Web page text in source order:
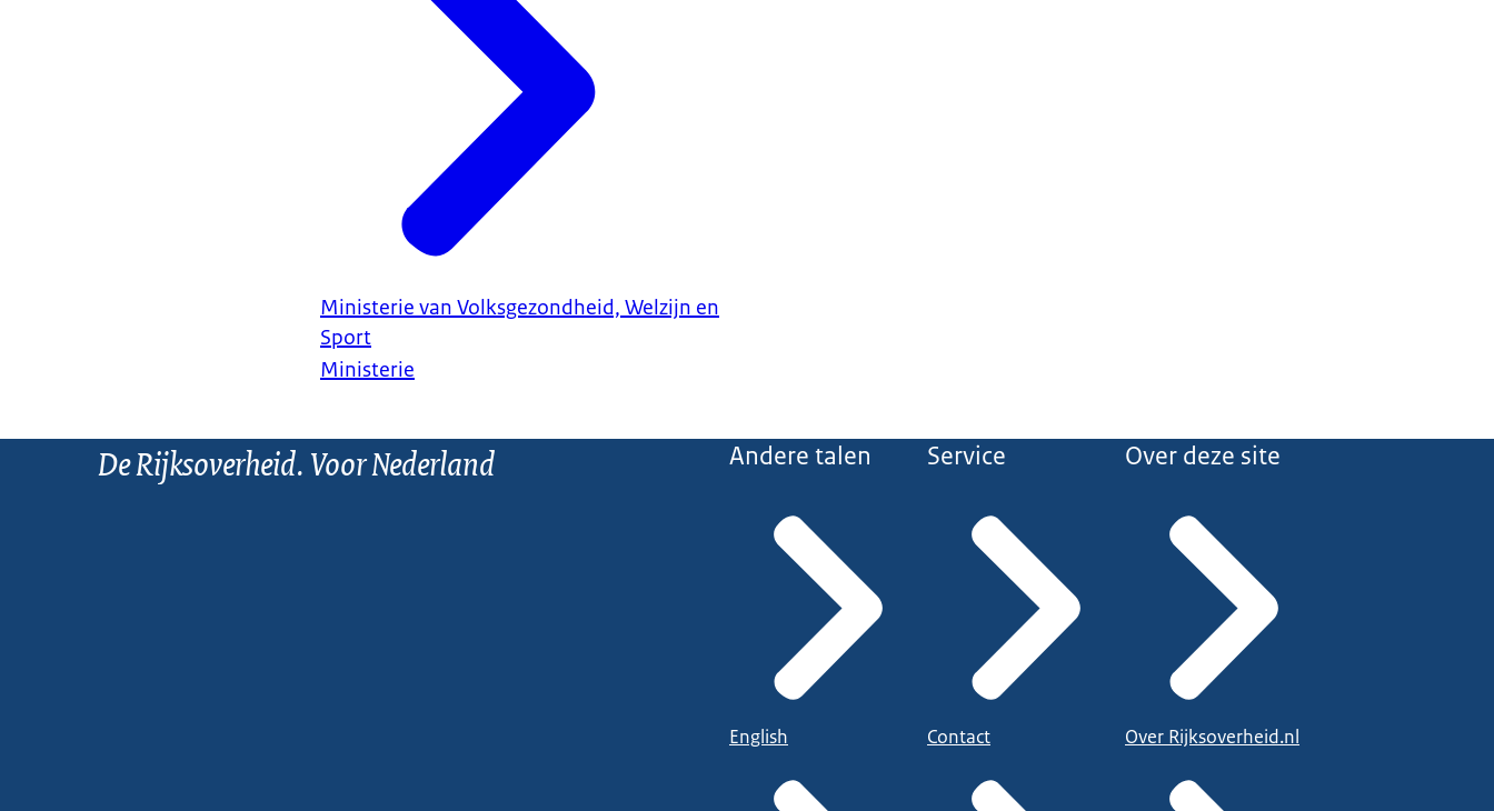
Ministerie van Volksgezondheid, Welzijn en
Sport
Ministerie
De Rijksoverheid. Voor Nederland Andere talen
English
Service
Contact
Over deze site
Over Rijksoverheid.nl